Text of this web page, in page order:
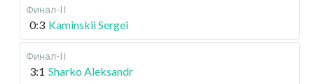
Финал-II
0:3 Kaminskii Sergei
Финал-II
3:1 Sharko Aleksandr